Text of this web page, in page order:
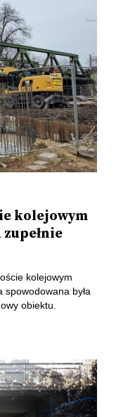
kolejowym
kolejowym
była
obiektu.